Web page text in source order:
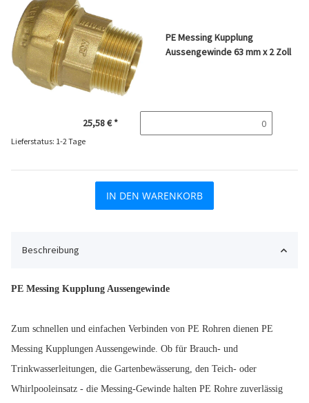
PE Messing Kupplung
Aussengewinde 63 mm x 2 Zoll
25,58 €*
Lieferstatus: 1-2 Tage
IN DEN WARENKORB
Beschreibung
PE Messing Kupplung Aussengewinde
Zum schnellen und einfachen Verbinden von PE Rohren dienen PE
Messing Kupplungen Aussengewinde. Ob für Brauch- und
Trinkwasserleitungen, die Gartenbewässerung, den Teich- oder
Whirlpooleinsatz - die Messing-Gewinde halten PE Rohre zuverlässig